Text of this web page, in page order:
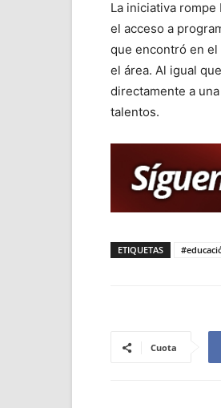
La iniciativa
el acceso a
que encontró en
el área. Al igual
directamente a
talentos.
ETIQUETAS
Cuota